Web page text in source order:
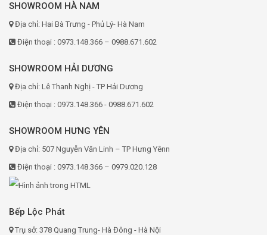
SHOWROOM HÀ NAM
Địa chỉ: Hai Bà Trưng - Phủ Lý- Hà Nam
Điện thoại : 0973.148.366 – 0988.671.602
SHOWROOM HẢI DƯƠNG
Địa chỉ: Lê Thanh Nghị - TP Hải Dương
Điện thoại : 0973.148.366 - 0988.671.602
SHOWROOM HƯNG YÊN
Địa chỉ: 507 Nguyễn Văn Linh – TP Hưng Yênn
Điện thoại : 0973.148.366 – 0979.020.128
Bếp Lộc Phát
Trụ sở: 378 Quang Trung- Hà Đông - Hà Nội